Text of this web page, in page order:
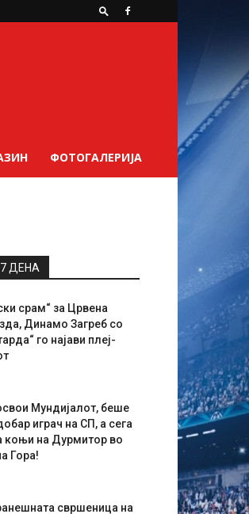
ФОТОГАЛЕРИЈА
ДЕНА
срам“ за Црвена
Динамо Загреб со
го најави плеј-
Мундијалот, беше
играч на СП, а сега
коњи на Дурмитор во
Гора!
свршеница на